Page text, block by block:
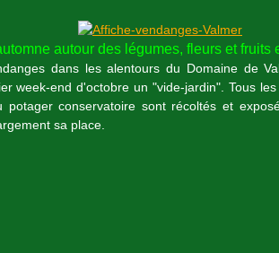
autour des légumes, fleurs et fruits
dans les alentours du Domaine de
week-end d'octobre un "vide-jardin". Tous
potager conservatoire sont récoltés et
sa place.